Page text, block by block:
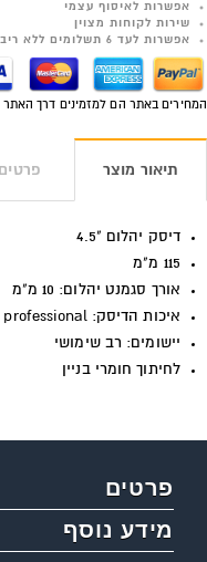
אפשרות לאיסוף עצמי
שירות לקוחות מצוין
אפשרות לעד 6 תשלומים ללא ריבית
המחירים באתר הם למזמינים דרך האתר
תיאור מוצר
דיסק יהלום "4.5
115 מ"מ
אורך סגמנט יהלום: 10 מ"מ
איכות הדיסק: professional
יישומים: רב שימושי
לחיתוך חומרי בניין
פרטים
מידע נוסף